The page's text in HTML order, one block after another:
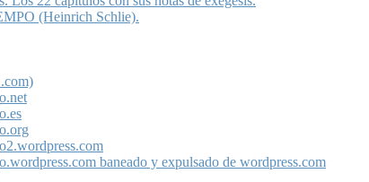
(Heinrich Schlie).
baneado y expulsado de wordpress.com